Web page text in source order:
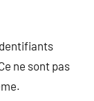
ne sont pas